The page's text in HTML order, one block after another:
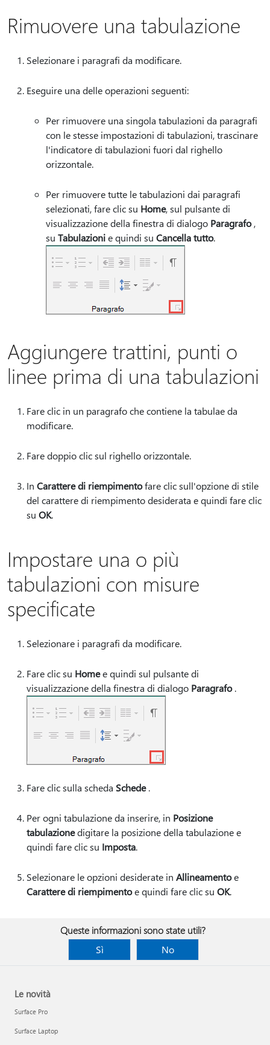
Rimuovere una tabulazione
Selezionare i paragrafi da modificare.
Eseguire una delle operazioni seguenti:
Per rimuovere una singola tabulazioni da paragrafi
con le stesse impostazioni di tabulazioni, trascinare
l'indicatore di tabulazioni fuori dal righello
orizzontale.
Per rimuovere tutte le tabulazioni dai paragrafi
selezionati, fare clic su Home, sul pulsante di
visualizzazione della finestra di dialogo Paragrafo,
su Tabulazionie quindi su Cancella tutto.
Aggiungere trattini, punti o
linee prima di una tabulazioni
Fare clic in un paragrafo che contiene la tabulae da
modificare.
Fare doppio clic sul righello orizzontale.
In Carattere di riempimentofare clic sull'opzione di stile
del carattere di riempimento desiderata e quindi fare clic
su OK.
Impostare una o più
tabulazioni con misure
specificate
Selezionare i paragrafi da modificare.
Fare clic su Homee quindi sul pulsante di
visualizzazione della finestra di dialogo Paragrafo.
Fare clic sulla scheda Schede.
Per ogni tabulazione da inserire, in Posizione
tabulazionedigitare la posizione della tabulazione e
quindi fare clic su Imposta.
Selezionare le opzioni desiderate in Allineamentoe
Carattere di riempimentoe quindi fare clic su OK.
Queste informazioni sono state utili?
Sì
No
Le novità
Surface Pro
Surface Laptop